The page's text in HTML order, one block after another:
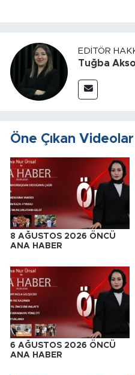
EDITÖR
Tuğba
Öne Çıkan Videolar
8 AĞUSTOS 2026 ÖNCÜ
ANA HABER
6 AĞUSTOS 2026 ÖNCÜ
ANA HABER